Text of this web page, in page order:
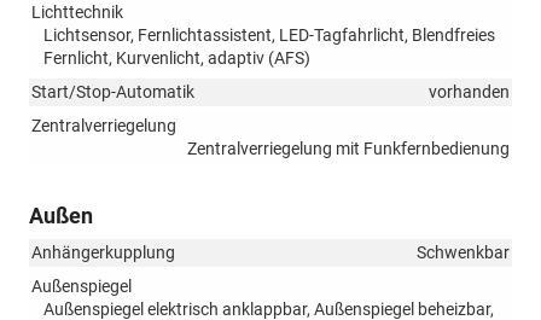
Lichttechnik
Lichtsensor, Fernlichtassistent, LED-Tagfahrlicht, Blendfreies
Fernlicht, Kurvenlicht, adaptiv (AFS)
Start/Stop-Automatik
vorhanden
Zentralverriegelung
Zentralverriegelung mit Funkfernbedienung
Außen
Anhängerkupplung
Schwenkbar
Außenspiegel
Außenspiegel elektrisch anklappbar, Außenspiegel beheizbar,